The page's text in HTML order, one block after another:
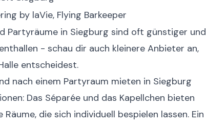
by laVie, Flying Barkeeper
Partyräume in Siegburg sind oft günstiger und
- schau dir auch kleinere Anbieter an,
entscheidest.
nach einem Partyraum mieten in Siegburg
Das Séparée und das Kapellchen bieten
die sich individuell bespielen lassen. Ein